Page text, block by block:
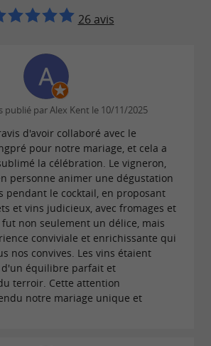
: une expérience
également à découvrir ses
l’Ariège
à laisser vieillir certaines
la rivière Ariège pendant 18
la lumière et des variations de
cuvées développent une
, des tanins fondus et une
rare. Toute l’équipe du
guide les visiteurs à
unique, où chaque
l’histoire du terroir et de la
26 avis
publié par Alex Kent le 10/11/2025
d'avoir collaboré avec le
pour notre mariage, et cela a
la célébration. Le vigneron,
personne animer une dégustation
pendant le cocktail, en proposant
et vins judicieux, avec fromages et
non seulement un délice, mais
conviviale et enrichissante qui
nos convives. Les vins étaient
d'un équilibre parfait et
terroir. Cette attention
notre mariage unique et